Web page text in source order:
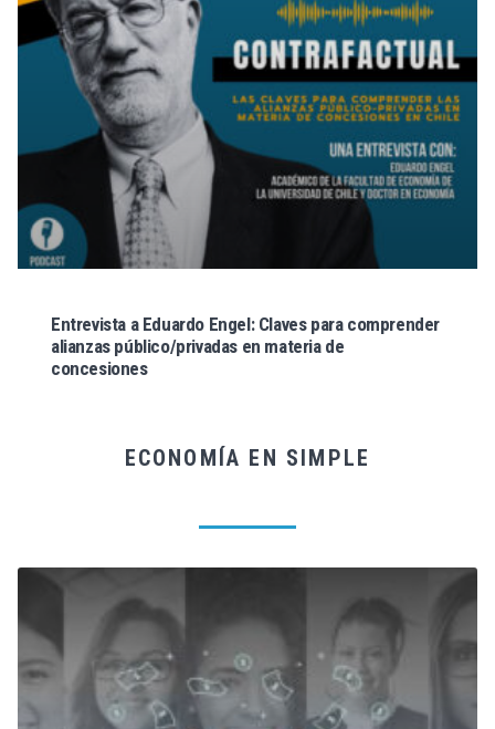
Entrevista a Eduardo Engel: Claves para comprender
alianzas público/privadas en materia de
concesiones
ECONOMÍA EN SIMPLE